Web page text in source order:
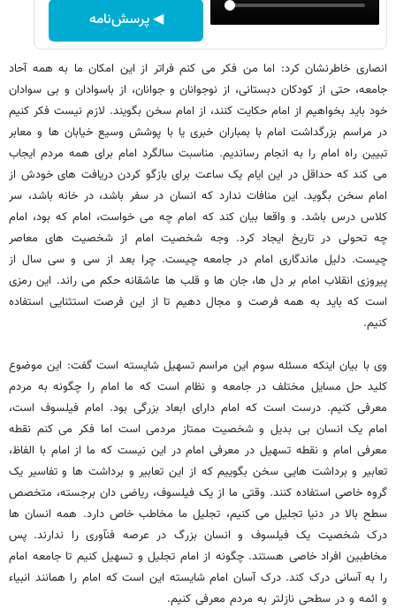
◀ پرسش‌نامه
انصاری خاطرنشان کرد: اما من فکر می کنم فراتر از این امکان ما به همه آحاد
جامعه، حتی از کودکان دبستانی، از نوجوانان و جوانان، از باسوادان و بی سوادان
خود باید بخواهیم از امام حکایت کنند، از امام سخن بگویند. لازم نیست فکر کنیم
در مراسم بزرگداشت امام با بمباران خبری یا با پوشش وسیع خیابان ها و معابر
تبیین راه امام را به انجام رساندیم. مناسبت سالگرد امام برای همه مردم ایجاب
می کند که حداقل در این ایام یک ساعت برای بازگو کردن دریافت های خودش از
امام سخن بگوید. این منافات ندارد که انسان در سفر باشد، در خانه باشد، سر
کلاس درس باشد. و واقعا بیان کند که امام چه می خواست، امام که بود، امام
چه تحولی در تاریخ ایجاد کرد. وجه شخصیت امام از شخصیت های معاصر
چیست. دلیل ماندگاری امام در جامعه چیست. چرا بعد از سی و سی سال از
پیروزی انقلاب امام بر دل ها، جان ها و قلب ها عاشقانه حکم می راند. این رمزی
است که باید به همه فرصت و مجال دهیم تا از این فرصت استثنایی استفاده
کنیم.
وی با بیان اینکه مسئله سوم این مراسم تسهیل شایسته است گفت: این موضوع
کلید حل مسایل مختلف در جامعه و نظام است که ما امام را چگونه به مردم
معرفی کنیم. درست است که امام دارای ابعاد بزرگی بود. امام فیلسوف است،
امام یک انسان بی بدیل و شخصیت ممتاز مردمی است اما فکر می کنم نقطه
معرفی امام و نقطه تسهیل در معرفی امام در این نیست که ما از امام با الفاظ،
تعابیر و برداشت هایی سخن بگوییم که از این تعابیر و برداشت ها و تفاسیر یک
گروه خاصی استفاده کنند. وقتی ما از یک فیلسوف، ریاضی دان برجسته، متخصص
سطح بالا در دنیا تجلیل می کنیم، تجلیل ما مخاطب خاص دارد. همه انسان ها
درک شخصیت یک فیلسوف و انسان بزرگ در عرصه فنآوری را ندارند. پس
مخاطبین افراد خاصی هستند. چگونه از امام تجلیل و تسهیل کنیم تا جامعه امام
را به آسانی درک کند. درک آسان امام شایسته این است که امام را همانند انبیاء
و ائمه و در سطحی نازلتر به مردم معرفی کنیم.